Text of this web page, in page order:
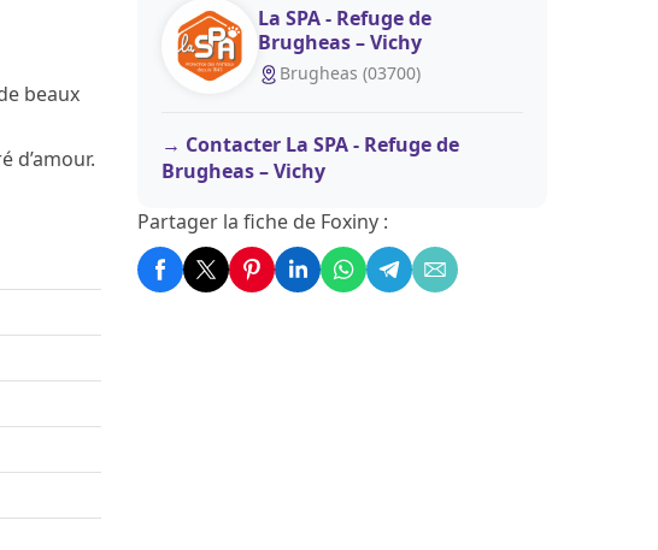
beaux
d’amour.
La SPA - Refuge de
Brugheas – Vichy
Brugheas (03700)
Contacter La SPA - Refuge de
Brugheas – Vichy
Partager la fiche de Foxiny :